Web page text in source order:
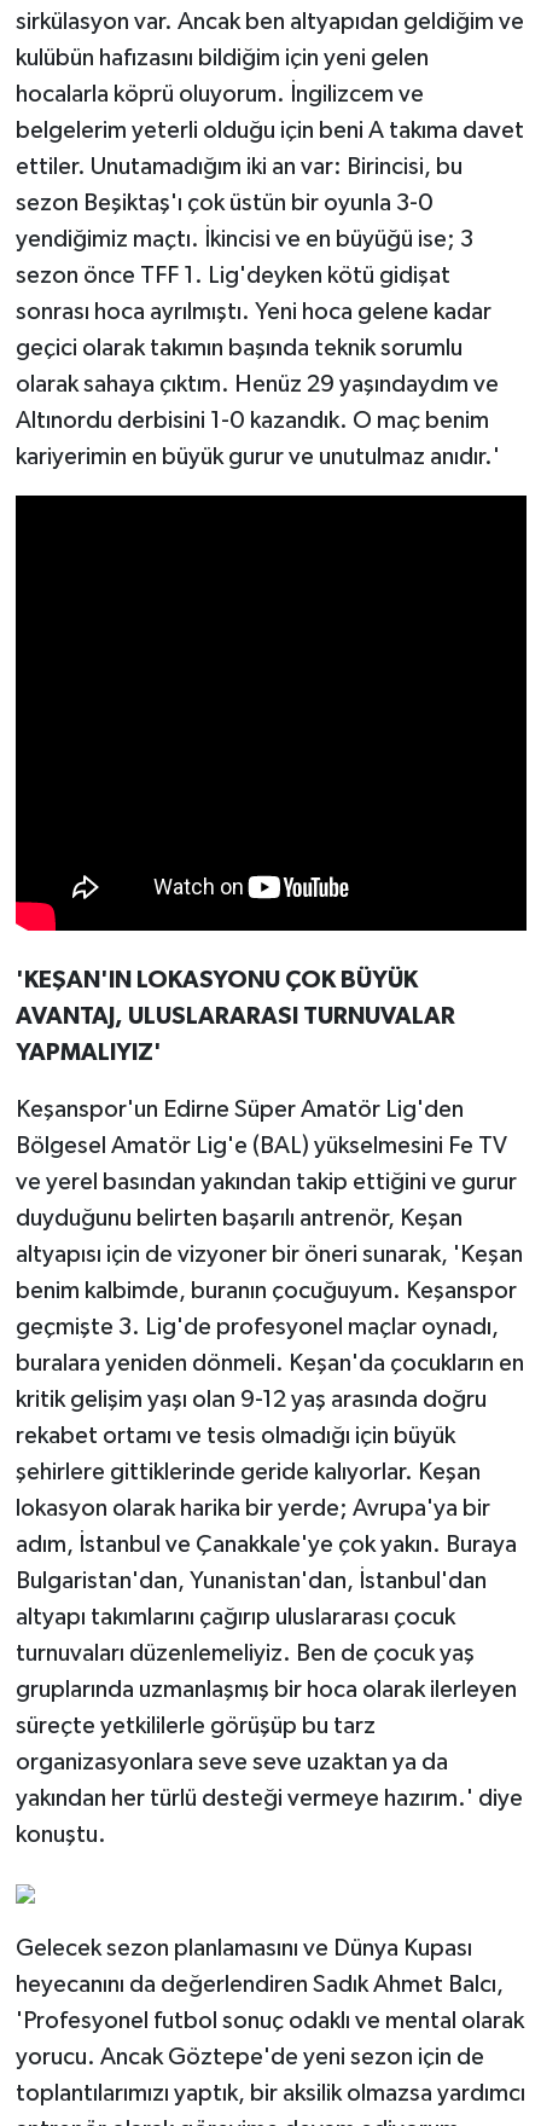
sirkülasyon var. Ancak ben altyapıdan geldiğim ve
kulübün hafızasını bildiğim için yeni gelen
hocalarla köprü oluyorum. İngilizcem ve
belgelerim yeterli olduğu için beni A takıma davet
ettiler. Unutamadığım iki an var: Birincisi, bu
sezon Beşiktaş'ı çok üstün bir oyunla 3-0
yendiğimiz maçtı. İkincisi ve en büyüğü ise; 3
sezon önce TFF 1. Lig'deyken kötü gidişat
sonrası hoca ayrılmıştı. Yeni hoca gelene kadar
geçici olarak takımın başında teknik sorumlu
olarak sahaya çıktım. Henüz 29 yaşındaydım ve
Altınordu derbisini 1-0 kazandık. O maç benim
kariyerimin en büyük gurur ve unutulmaz anıdır.'
'KEŞAN'IN LOKASYONU ÇOK BÜYÜK
AVANTAJ, ULUSLARARASI TURNUVALAR
YAPMALIYIZ'
Keşanspor'un Edirne Süper Amatör Lig'den
Bölgesel Amatör Lig'e (BAL) yükselmesini Fe TV
ve yerel basından yakından takip ettiğini ve gurur
duyduğunu belirten başarılı antrenör, Keşan
altyapısı için de vizyoner bir öneri sunarak, 'Keşan
benim kalbimde, buranın çocuğuyum. Keşanspor
geçmişte 3. Lig'de profesyonel maçlar oynadı,
buralara yeniden dönmeli. Keşan'da çocukların en
kritik gelişim yaşı olan 9-12 yaş arasında doğru
rekabet ortamı ve tesis olmadığı için büyük
şehirlere gittiklerinde geride kalıyorlar. Keşan
lokasyon olarak harika bir yerde; Avrupa'ya bir
adım, İstanbul ve Çanakkale'ye çok yakın. Buraya
Bulgaristan'dan, Yunanistan'dan, İstanbul'dan
altyapı takımlarını çağırıp uluslararası çocuk
turnuvaları düzenlemeliyiz. Ben de çocuk yaş
gruplarında uzmanlaşmış bir hoca olarak ilerleyen
süreçte yetkililerle görüşüp bu tarz
organizasyonlara seve seve uzaktan ya da
yakından her türlü desteği vermeye hazırım.' diye
konuştu.
Gelecek sezon planlamasını ve Dünya Kupası
heyecanını da değerlendiren Sadık Ahmet Balcı,
'Profesyonel futbol sonuç odaklı ve mental olarak
yorucu. Ancak Göztepe'de yeni sezon için de
toplantılarımızı yaptık, bir aksilik olmazsa yardımcı